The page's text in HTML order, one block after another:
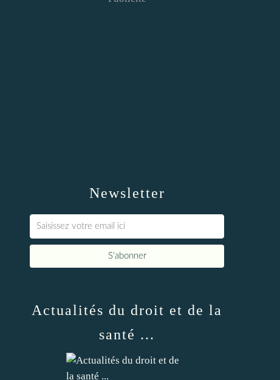
Newsletter
Actualités du droit et de la
santé ...